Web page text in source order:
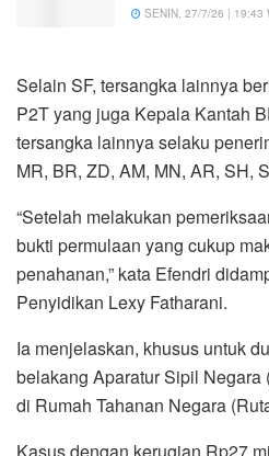
SENIN, 27/7/26 | 19:43
Selain SF, tersangka lainnya
P2T yang juga Kepala Kantah
tersangka lainnya selaku
MR, BR, ZD, AM, MN, AR, SH,
“Setelah melakukan
bukti permulaan yang cukup
penahanan,” kata Efendri
Penyidikan Lexy Fatharani.
Ia menjelaskan, khusus untuk
belakang Aparatur Sipil Negara
di Rumah Tahanan Negara
Kasus dengan kerugian Rp27